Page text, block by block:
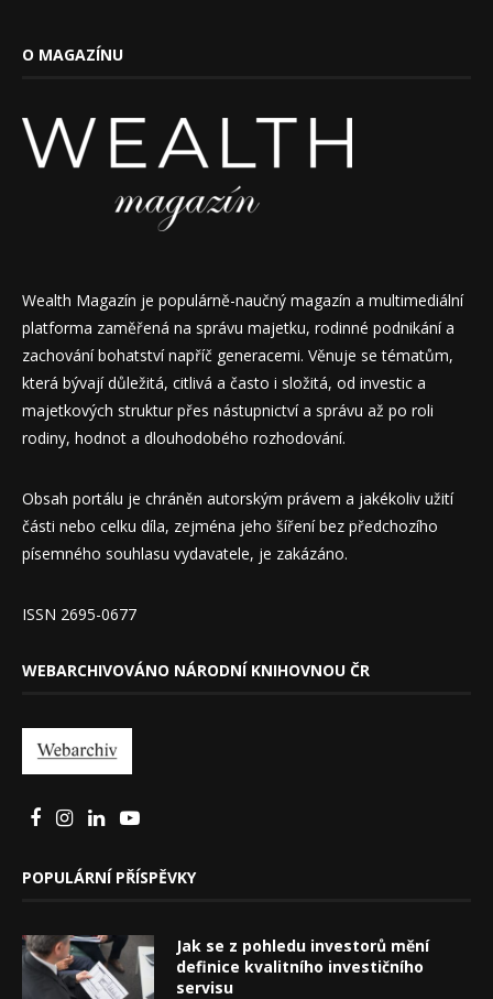
O MAGAZÍNU
Wealth Magazín je populárně-naučný magazín a multimediální
platforma zaměřená na správu majetku, rodinné podnikání a
zachování bohatství napříč generacemi. Věnuje se tématům,
která bývají důležitá, citlivá a často i složitá, od investic a
majetkových struktur přes nástupnictví a správu až po roli
rodiny, hodnot a dlouhodobého rozhodování.
Obsah portálu je chráněn autorským právem a jakékoliv užití
části nebo celku díla, zejména jeho šíření bez předchozího
písemného souhlasu vydavatele, je zakázáno.
ISSN 2695-0677
WEBARCHIVOVÁNO NÁRODNÍ KNIHOVNOU ČR
POPULÁRNÍ PŘÍSPĚVKY
Jak se z pohledu investorů mění
definice kvalitního investičního
servisu